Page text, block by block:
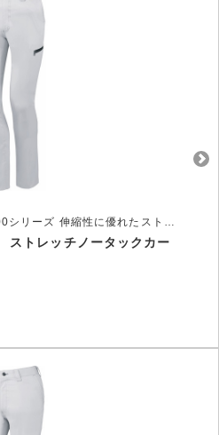
自重堂作業服Z-DRAGON75900シリーズ 伸縮性に優れたストレッチ作業服
トレッチノータックカー